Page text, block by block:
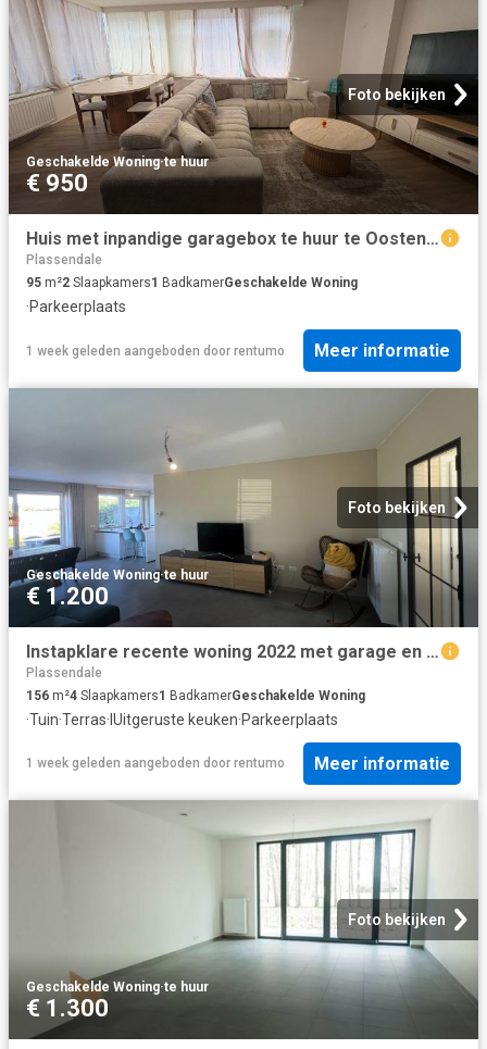
Foto bekijken
Geschakelde Woning·te huur
€ 950
Huis met inpandige garagebox te huur te Oostende!
Plassendale
95 m²2 Slaapkamers1 BadkamerGeschakelde Woning
·Parkeerplaats
1 week geleden aangeboden door rentumo Meer informatie
Foto bekijken
Geschakelde Woning·te huur
€ 1.200
Instapklare recente woning 2022 met garage en tuin
Plassendale
156 m²4 Slaapkamers1 BadkamerGeschakelde Woning
·Tuin·Terras·IUitgeruste keuken·Parkeerplaats
1 week geleden aangeboden door rentumo Meer informatie
Foto bekijken
Geschakelde Woning·te huur
€ 1.300